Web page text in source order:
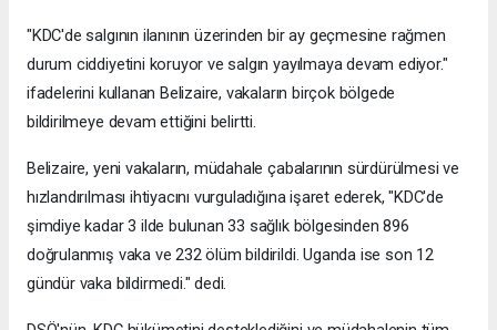
"KDC'de salgının ilanının üzerinden bir ay geçmesine rağmen
durum ciddiyetini koruyor ve salgın yayılmaya devam ediyor."
ifadelerini kullanan Belizaire, vakaların birçok bölgede
bildirilmeye devam ettiğini belirtti.
Belizaire, yeni vakaların, müdahale çabalarının sürdürülmesi ve
hızlandırılması ihtiyacını vurguladığına işaret ederek, "KDC'de
şimdiye kadar 3 ilde bulunan 33 sağlık bölgesinden 896
doğrulanmış vaka ve 232 ölüm bildirildi. Uganda ise son 12
gündür vaka bildirmedi." dedi.